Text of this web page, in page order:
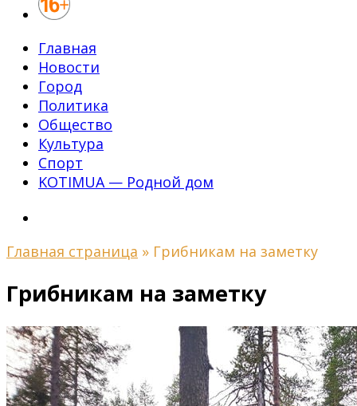
Главная
Новости
Город
Политика
Общество
Культура
Спорт
KOTIMUA — Родной дом
Главная страница » Грибникам на заметку
Грибникам на заметку